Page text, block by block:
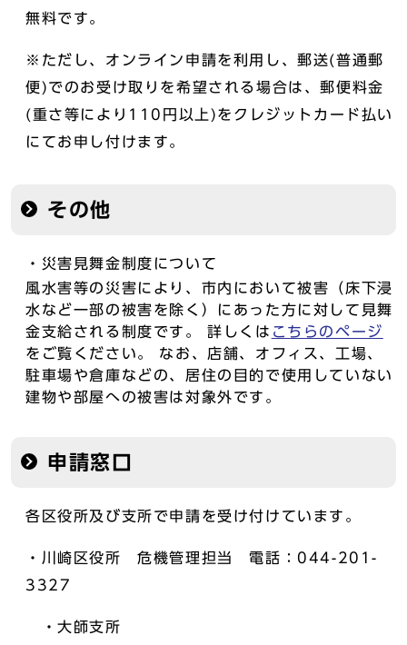
無料です。
※ただし、オンライン申請を利用し、郵送(普通郵
便)でのお受け取りを希望される場合は、郵便料金
(重さ等により110円以上)をクレジットカード払い
にてお申し付けます。
その他
・災害見舞金制度について
風水害等の災害により、市内において被害（床下浸
水など一部の被害を除く）にあった方に対して見舞
金支給される制度です。 詳しくは こちらのページ
をご覧ください。 なお、店舗、オフィス、工場、
駐車場や倉庫などの、居住の目的で使用していない
建物や部屋への被害は対象外です。
申請窓口
各区役所及び支所で申請を受け付けています。
・川崎区役所 危機管理担当 電話：044-201-
3327
・大師支所